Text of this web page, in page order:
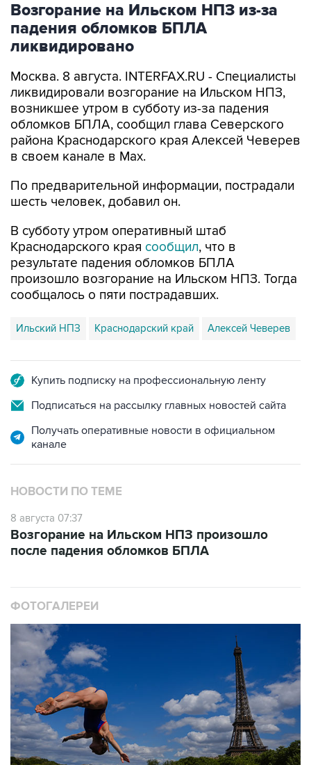
Возгорание на Ильском НПЗ из-за
падения обломков БПЛА
ликвидировано
Москва. 8 августа. INTERFAX.RU - Специалисты
ликвидировали возгорание на Ильском НПЗ,
возникшее утром в субботу из-за падения
обломков БПЛА, сообщил глава Северского
района Краснодарского края Алексей Чеверев
в своем канале в Max.
По предварительной информации, пострадали
шесть человек, добавил он.
В субботу утром оперативный штаб
Краснодарского края сообщил, что в
результате падения обломков БПЛА
произошло возгорание на Ильском НПЗ. Тогда
сообщалось о пяти пострадавших.
Ильский НПЗ Краснодарский край Алексей Чеверев
Купить подписку на профессиональную ленту
Подписаться на рассылку главных новостей сайта
Получать оперативные новости в официальном
канале
НОВОСТИ ПО ТЕМЕ
8 августа 07:37
Возгорание на Ильском НПЗ произошло
после падения обломков БПЛА
ФОТОГАЛЕРЕИ